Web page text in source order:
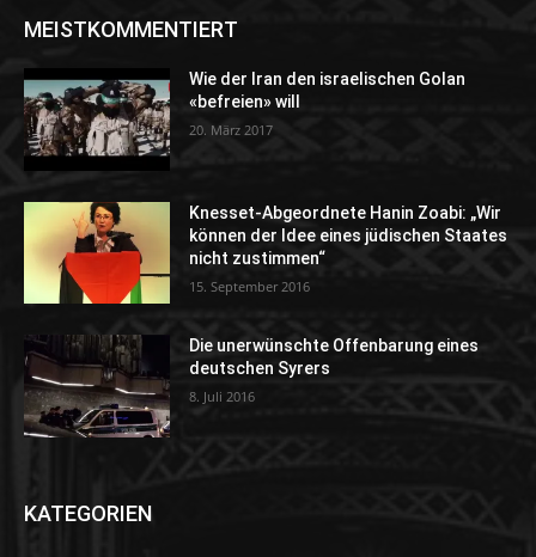
MEISTKOMMENTIERT
Wie der Iran den israelischen Golan
«befreien» will
20. März 2017
Knesset-Abgeordnete Hanin Zoabi: „Wir
können der Idee eines jüdischen Staates
nicht zustimmen“
15. September 2016
Die unerwünschte Offenbarung eines
deutschen Syrers
8. Juli 2016
KATEGORIEN